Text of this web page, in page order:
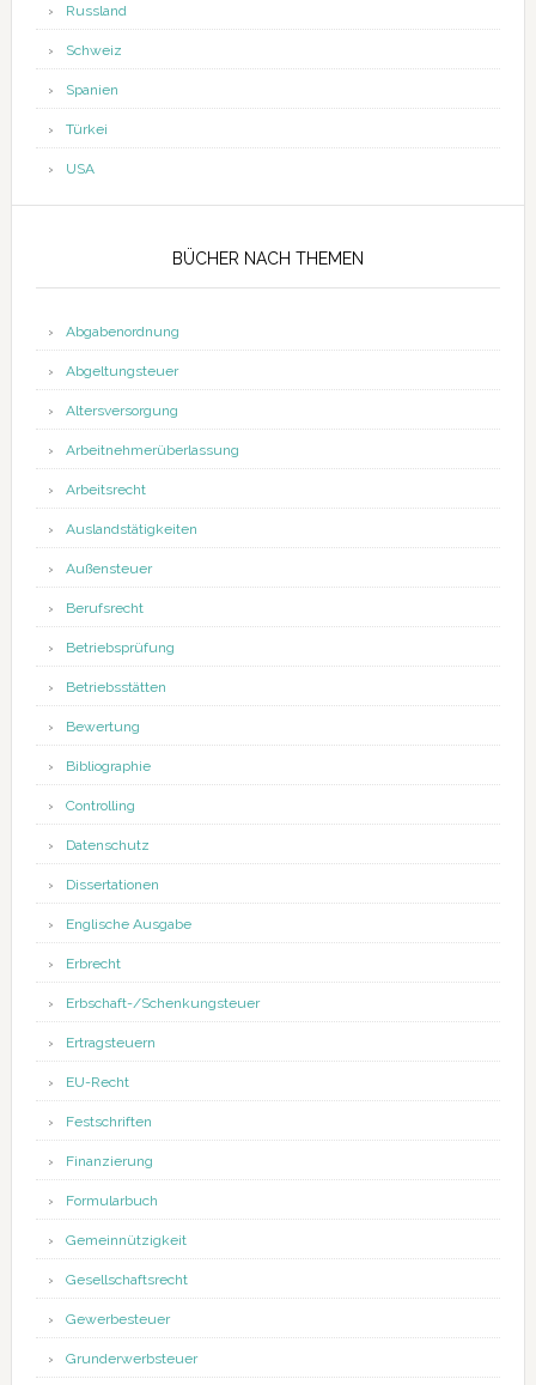
Russland
Schweiz
Spanien
Türkei
USA
BÜCHER NACH THEMEN
Abgabenordnung
Abgeltungsteuer
Altersversorgung
Arbeitnehmerüberlassung
Arbeitsrecht
Auslandstätigkeiten
Außensteuer
Berufsrecht
Betriebsprüfung
Betriebsstätten
Bewertung
Bibliographie
Controlling
Datenschutz
Dissertationen
Englische Ausgabe
Erbrecht
Erbschaft-/Schenkungsteuer
Ertragsteuern
EU-Recht
Festschriften
Finanzierung
Formularbuch
Gemeinnützigkeit
Gesellschaftsrecht
Gewerbesteuer
Grunderwerbsteuer